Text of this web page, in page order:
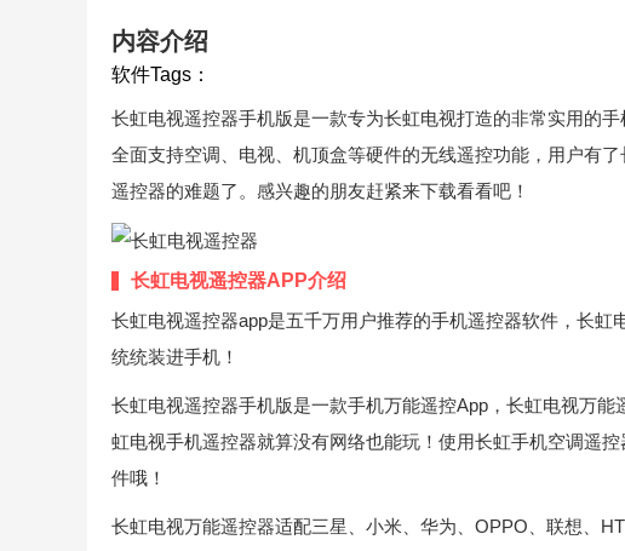
内容介绍
软件Tags：
长虹电视遥控器手机版是一款专为长虹电视打造的非常实用的
全面支持空调、电视、机顶盒等硬件的无线遥控功能，用户有
遥控器的难题了。感兴趣的朋友赶紧来下载看看吧！
长虹电视遥控器APP介绍
长虹电视遥控器app是五千万用户推荐的手机遥控器软件，长
统统装进手机！
长虹电视遥控器手机版是一款手机万能遥控App，长虹电视万
虹电视手机遥控器就算没有网络也能玩！使用长虹手机空调遥
件哦！
长虹电视万能遥控器适配三星、小米、华为、OPPO、联想、